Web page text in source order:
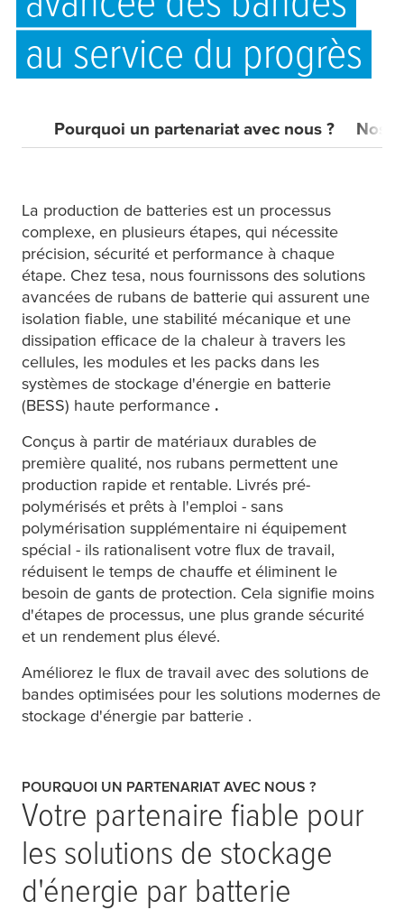
au service du progrès
Pourquoi un partenariat avec nous ? Nos
La production de batteries est un processus
complexe, en plusieurs étapes, qui nécessite
précision, sécurité et performance à chaque
étape. Chez tesa, nous fournissons des solutions
avancées de rubans de batterie qui assurent une
isolation fiable, une stabilité mécanique et une
dissipation efficace de la chaleur à travers les
cellules, les modules et les packs dans les
systèmes de stockage d'énergie en batterie
(BESS) haute performance .
Conçus à partir de matériaux durables de
première qualité, nos rubans permettent une
production rapide et rentable. Livrés pré-
polymérisés et prêts à l'emploi - sans
polymérisation supplémentaire ni équipement
spécial - ils rationalisent votre flux de travail,
réduisent le temps de chauffe et éliminent le
besoin de gants de protection. Cela signifie moins
d'étapes de processus, une plus grande sécurité
et un rendement plus élevé.
Améliorez le flux de travail avec des solutions de
bandes optimisées pour les solutions modernes de
stockage d'énergie par batterie .
POURQUOI UN PARTENARIAT AVEC NOUS ?
Votre partenaire fiable pour
les solutions de stockage
d'énergie par batterie